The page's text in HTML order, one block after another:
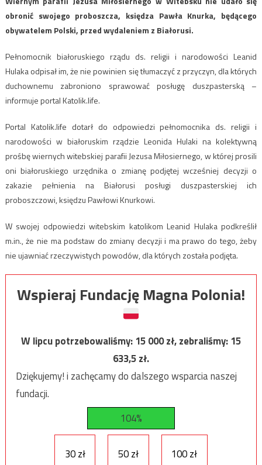
obronić swojego proboszcza, księdza Pawła Knurka, będącego
obywatelem Polski, przed wydaleniem z Białorusi.
Pełnomocnik białoruskiego rządu ds. religii i narodowości Leanid
Hulaka odpisał im, że nie powinien się tłumaczyć z przyczyn, dla których
duchownemu zabroniono sprawować posługę duszpasterską –
informuje portal Katolik.life.
Portal Katolik.life dotarł do odpowiedzi pełnomocnika ds. religii i
narodowości w białoruskim rządzie Leonida Hulaki na kolektywną
prośbę wiernych witebskiej parafii Jezusa Miłosiernego, w której prosili
oni białoruskiego urzędnika o zmianę podjętej wcześniej decyzji o
zakazie pełnienia na Białorusi posługi duszpasterskiej ich
proboszczowi, księdzu Pawłowi Knurkowi.
W swojej odpowiedzi witebskim katolikom Leanid Hulaka podkreślił
m.in., że nie ma podstaw do zmiany decyzji i ma prawo do tego, żeby
nie ujawniać rzeczywistych powodów, dla których została podjęta.
Wspieraj Fundację Magna Polonia!
W lipcu potrzebowaliśmy:15 000zł, zebraliśmy:15
633,5zł.
Dziękujemy! i zachęcamy do dalszego wsparcia naszej
fundacji.
104%
30 zł 50 zł 100 zł